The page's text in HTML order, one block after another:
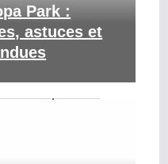
Park :
astuces et